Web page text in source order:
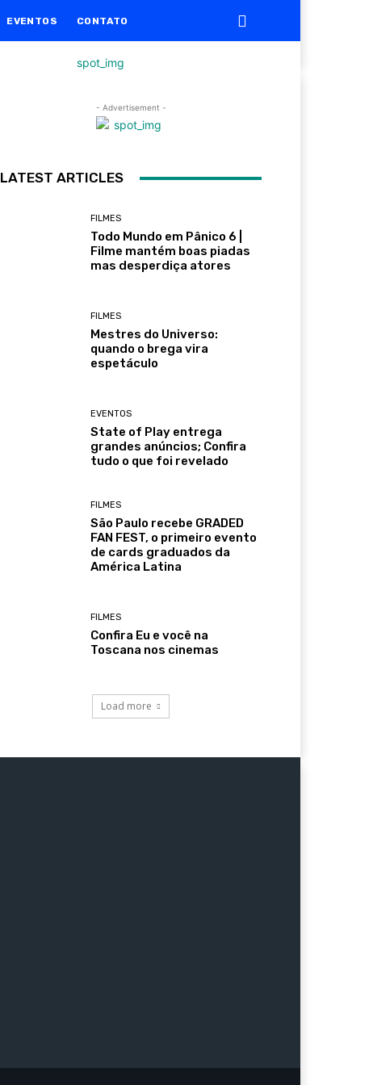
EVENTOS CONTATO
- Advertisement -
LATEST ARTICLES
FILMES
Todo Mundo em Pânico 6 |
Filme mantém boas piadas
mas desperdiça atores
FILMES
Mestres do Universo:
quando o brega vira
espetáculo
EVENTOS
State of Play entrega
grandes anúncios; Confira
tudo o que foi revelado
FILMES
São Paulo recebe GRADED
FAN FEST, o primeiro evento
de cards graduados da
América Latina
FILMES
Confira Eu e você na
Toscana nos cinemas
Load more